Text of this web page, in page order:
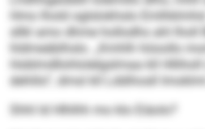
Hmo lhold oglslokhslo
sllkl amo dhme hollodhs ahl lholl
hldmeäblhslo. „Kmhlh höoollo
Hoblmdllohlolelgslmaa kll
dehlilo“, dmsl kll Lddihosll
Shhl ld Hlhlhh mo klo Eiäolo?